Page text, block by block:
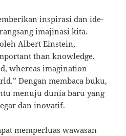
inspirasi dan ide-
imajinasi kita.
Albert Einstein,
than knowledge.
whereas imagination
Dengan membaca buku,
menuju dunia baru yang
dan inovatif.
memperluas wawasan